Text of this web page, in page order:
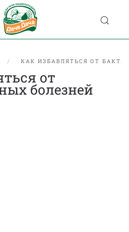
КАК ИЗБАВЛЯТЬСЯ ОТ
от
болезней